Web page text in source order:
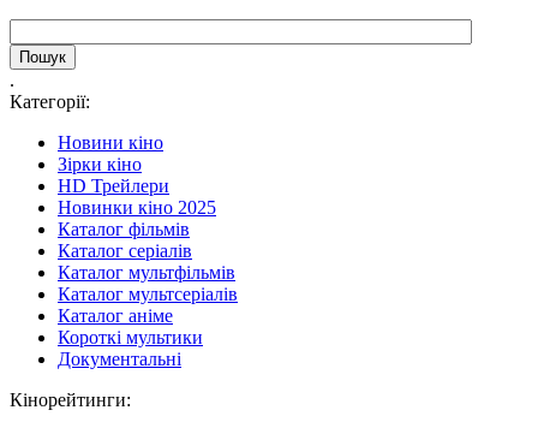
.
Категорії:
Новини кіно
Зірки кіно
HD Трейлери
Новинки кіно 2025
Каталог фільмів
Каталог серіалів
Каталог мультфільмів
Каталог мультсеріалів
Каталог аніме
Короткі мультики
Документальні
Кінорейтинги: